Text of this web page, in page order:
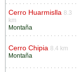
Cerro Huarmislla 8.3
km
Montaña
Cerro Chipia 8.4 km
Montaña